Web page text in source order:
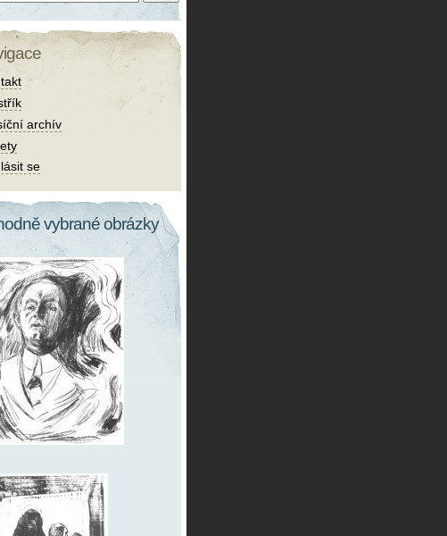
archív
se
vybrané obrázky